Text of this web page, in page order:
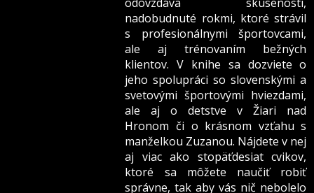
nadobudnuté rokmi, ktoré strávil
s profesionálnymi športovcami,
ale aj trénovaním bežných
klientov. V knihe sa dozviete o
jeho spolupráci so slovenskými a
svetovými športovými hviezdami,
ale aj o detstve v Žiari nad
Hronom či o krásnom vzťahu s
manželkou Zuzanou. Nájdete v nej
aj viac ako stopäťdesiat cvikov,
ktoré sa môžete naučiť robiť
správne, tak aby vás nič nebolelo